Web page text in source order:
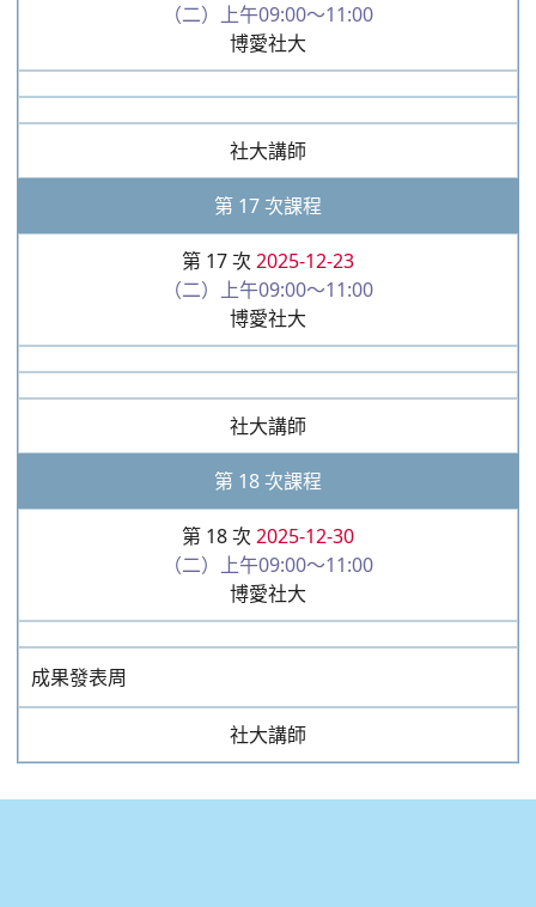
（二）上午09:00～11:00
博愛社大
社大講師
第 17 次課程
第 17 次 2025-12-23
（二）上午09:00～11:00
博愛社大
社大講師
第 18 次課程
第 18 次 2025-12-30
（二）上午09:00～11:00
博愛社大
成果發表周
社大講師